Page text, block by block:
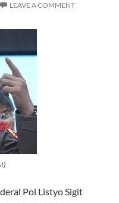
LEAVE A COMMENT
Pol Listyo Sigit